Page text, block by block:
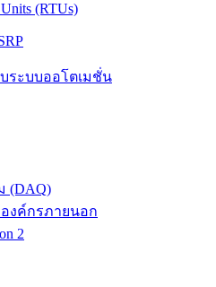
(RTUs)
ระบบออโตเมชั่น
(DAQ)
งค์กรภายนอก
2